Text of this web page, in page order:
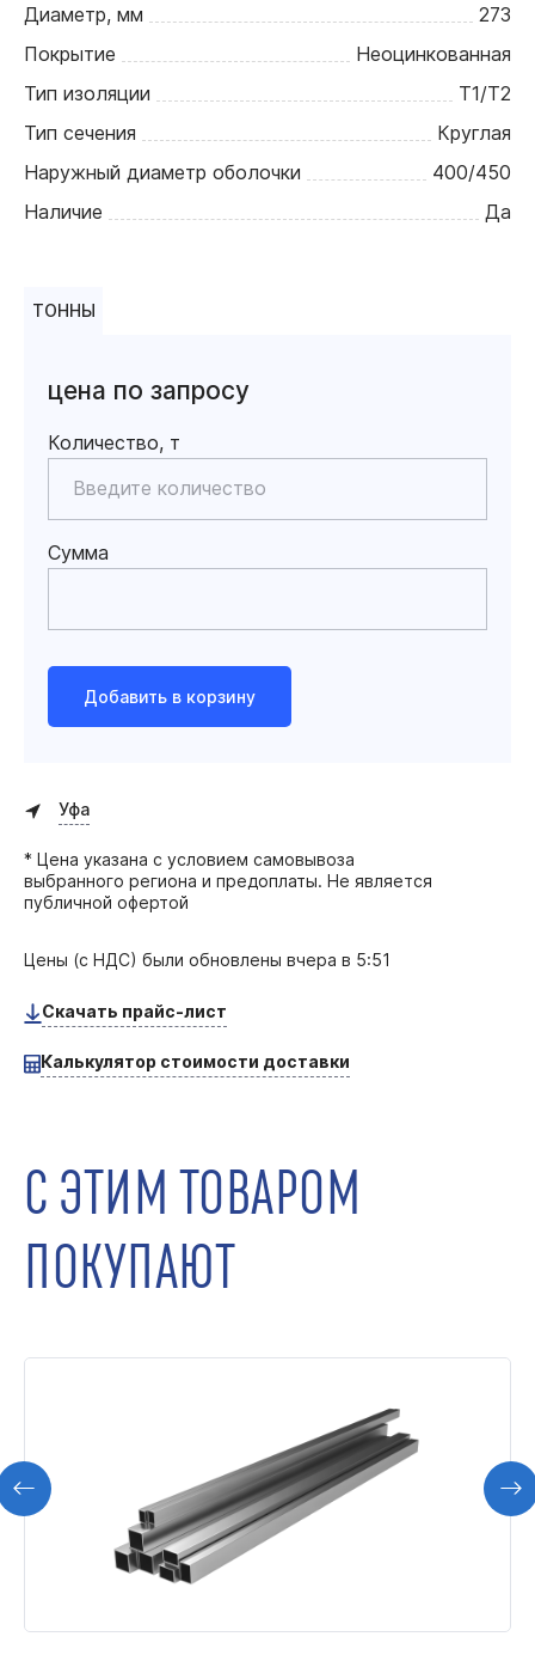
Диаметр, мм
273
Покрытие
Неоцинкованная
Тип изоляции
Т1/Т2
Тип сечения
Круглая
Наружный диаметр оболочки
400/450
Наличие
Да
ТОННЫ
цена по запросу
Количество, т
Сумма
Добавить в корзину
Уфа
* Цена указана с условием самовывоза
выбранного региона и предоплаты. Не является
публичной офертой
Цены (с НДС) были обновлены вчера в 5:51
Скачать прайс-лист
Калькулятор стоимости доставки
С ЭТИМ ТОВАРОМ
ПОКУПАЮТ